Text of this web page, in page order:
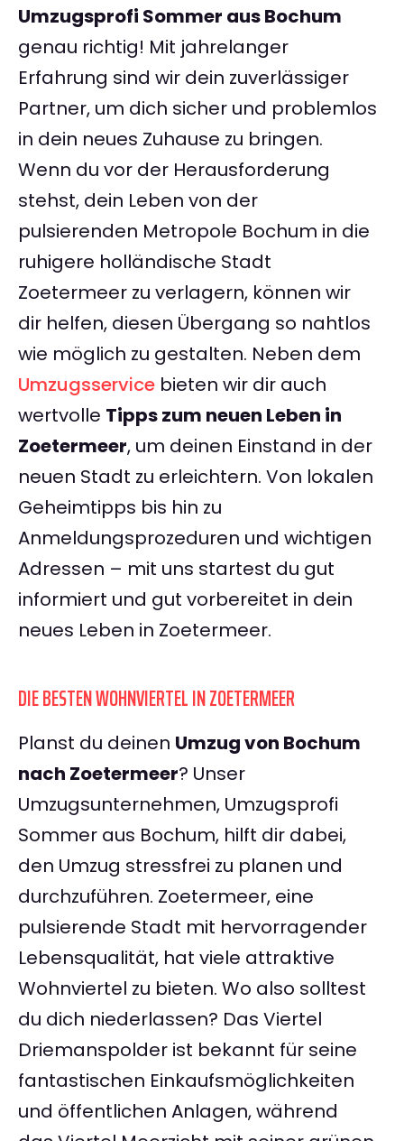
Umzugsprofi Sommer aus Bochum
genau richtig! Mit jahrelanger
Erfahrung sind wir dein zuverlässiger
Partner, um dich sicher und problemlos
in dein neues Zuhause zu bringen.
Wenn du vor der Herausforderung
stehst, dein Leben von der
pulsierenden Metropole Bochum in die
ruhigere holländische Stadt
Zoetermeer zu verlagern, können wir
dir helfen, diesen Übergang so nahtlos
wie möglich zu gestalten. Neben dem
Umzugsservice bieten wir dir auch
wertvolle Tipps zum neuen Leben in
Zoetermeer, um deinen Einstand in der
neuen Stadt zu erleichtern. Von lokalen
Geheimtipps bis hin zu
Anmeldungsprozeduren und wichtigen
Adressen – mit uns startest du gut
informiert und gut vorbereitet in dein
neues Leben in Zoetermeer.
DIE BESTEN WOHNVIERTEL IN ZOETERMEER
Planst du deinen Umzug von Bochum
nach Zoetermeer? Unser
Umzugsunternehmen, Umzugsprofi
Sommer aus Bochum, hilft dir dabei,
den Umzug stressfrei zu planen und
durchzuführen. Zoetermeer, eine
pulsierende Stadt mit hervorragender
Lebensqualität, hat viele attraktive
Wohnviertel zu bieten. Wo also solltest
du dich niederlassen? Das Viertel
Driemanspolder ist bekannt für seine
fantastischen Einkaufsmöglichkeiten
und öffentlichen Anlagen, während